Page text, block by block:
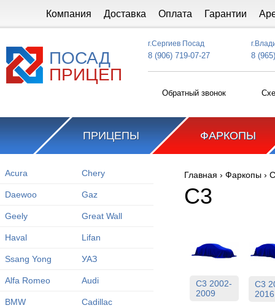
Компания Доставка Оплата Гарантии
ПОСАД
ПРИЦЕП
г.Сергиев Посад
8 (906) 719-07-27 8
Обратный звонок
ПРИЦЕПЫ ФАРКОПЫ
Acura Chery
Daewoo Gaz
Geely Great Wall
Haval Lifan
Ssang Yong УАЗ
Alfa Romeo Audi
BMW Cadillac
Вы здесь
Главная › Фаркопы ›
C3
C3 2002-
2009
C3
2016